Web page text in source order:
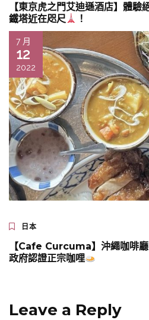
【東京虎之門艾迪遜酒店】體驗
鐵塔近在咫尺
！
7 月
12
2022
日本
【Cafe Curcuma】沖繩咖啡
政府認證正宗咖哩
Leave a Reply